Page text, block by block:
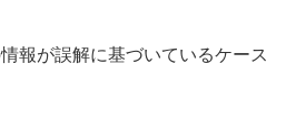
報が誤解に基づいているケース